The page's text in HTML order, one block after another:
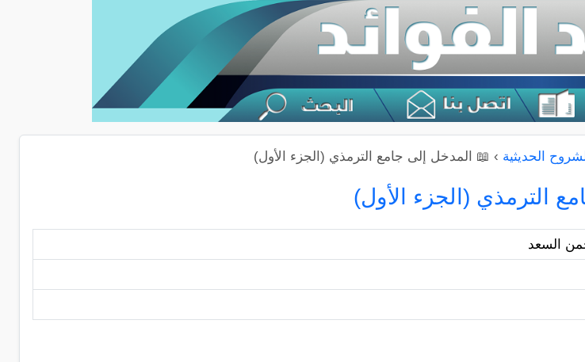
الحديثية › 📖 المدخل إلى جامع الترمذي (الجزء الأول)
الترمذي (الجزء الأول)
السعد